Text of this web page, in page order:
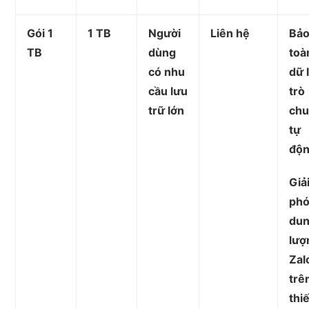
Gói 1
TB
1 TB
Người
dùng
có nhu
cầu lưu
trữ lớn
Liên hệ
dữ
trò
tự